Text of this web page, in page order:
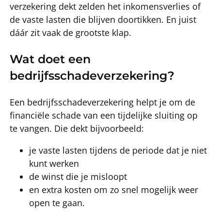
verzekering dekt zelden het inkomensverlies of
de vaste lasten die blijven doortikken. En juist
dáár zit vaak de grootste klap.
Wat doet een
bedrijfsschadeverzekering?
Een bedrijfsschadeverzekering helpt je om de
financiële schade van een tijdelijke sluiting op
te vangen. Die dekt bijvoorbeeld:
je vaste lasten tijdens de periode dat je niet
kunt werken
de winst die je misloopt
en extra kosten om zo snel mogelijk weer
open te gaan.